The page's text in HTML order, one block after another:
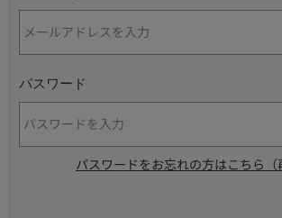
パスワード
パスワードをお忘れの方はこちら（